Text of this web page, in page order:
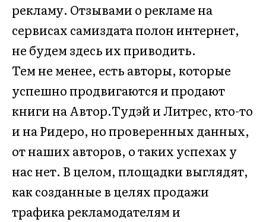
рекламу. Отзывами о рекламе на
сервисах самиздата полон интернет,
не будем здесь их приводить.
Тем не менее, есть авторы, которые
успешно продвигаются и продают
книги на Автор.Тудэй и Литрес, кто-то
и на Ридеро, но проверенных данных,
от наших авторов, о таких успехах у
нас нет. В целом, площадки выглядят,
как созданные в целях продажи
трафика рекламодателям и